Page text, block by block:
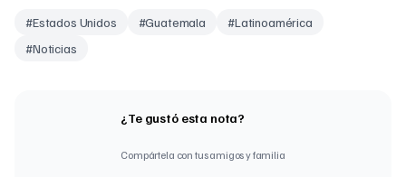
#Estados Unidos #Guatemala #Latinoamérica
#Noticias
¿Te gustó esta nota?
Compártela con tus amigos y familia